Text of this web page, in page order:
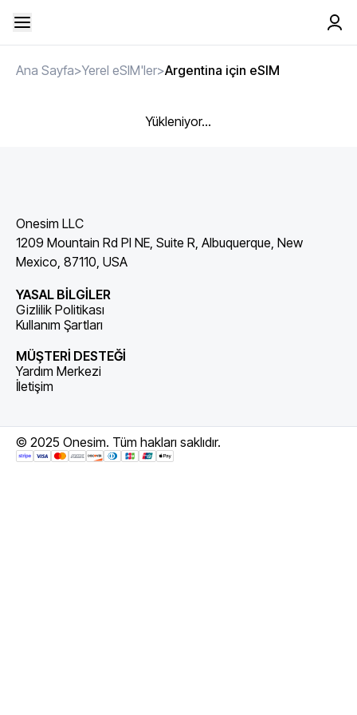
Ana Sayfa>Yerel eSIM'ler>Argentina için eSIM
Yükleniyor...
Onesim LLC
1209 Mountain Rd Pl NE, Suite R, Albuquerque, New
Mexico, 87110, USA
YASAL BİLGİLER
Gizlilik Politikası
Kullanım Şartları
MÜŞTERİ DESTEĞİ
Yardım Merkezi
İletişim
© 2025 Onesim. Tüm hakları saklıdır.